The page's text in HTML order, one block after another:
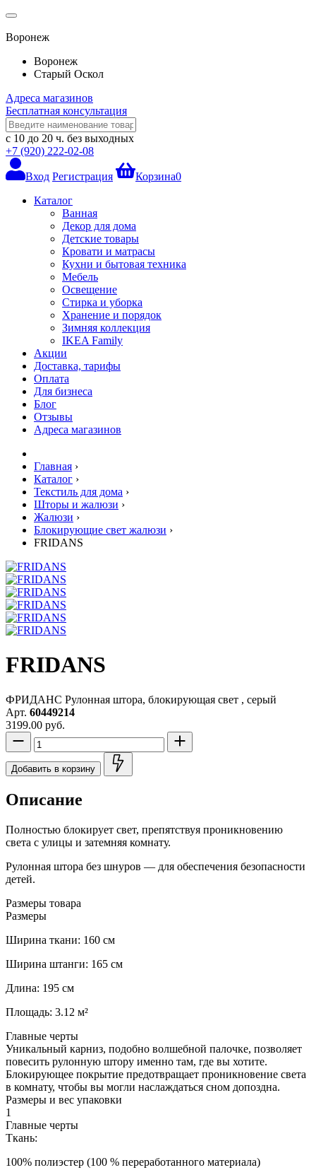
Воронеж
Воронеж
Старый Оскол
Адреса магазинов
Бесплатная консультация
с 10 до 20 ч. без выходных
+7 (920) 222-02-08
Вход Регистрация Корзина0
Каталог
Ванная
Декор для дома
Детские товары
Кровати и матрасы
Кухни и бытовая техника
Мебель
Освещение
Стирка и уборка
Хранение и порядок
Зимняя коллекция
IKEA Family
Акции
Доставка, тарифы
Оплата
Для бизнеса
Блог
Отзывы
Адреса магазинов
Главная ›
Каталог ›
Текстиль для дома ›
Шторы и жалюзи ›
Жалюзи ›
Блокирующие свет жалюзи ›
FRIDANS
FRIDANS
ФРИДАНС Рулонная штора, блокирующая свет , серый
Арт. 60449214
3199.00 руб.
Добавить в корзину
Описание
Полностью блокирует свет, препятствуя проникновению
света с улицы и затемняя комнату.
Рулонная штора без шнуров — для обеспечения безопасности
детей.
Размеры товара
Размеры
Ширина ткани: 160 см
Ширина штанги: 165 см
Длина: 195 см
Площадь: 3.12 м²
Главные черты
Уникальный карниз, подобно волшебной палочке, позволяет
повесить рулонную штору именно там, где вы хотите.
Блокирующее покрытие предотвращает проникновение света
в комнату, чтобы вы могли наслаждаться сном допоздна.
Размеры и вес упаковки
1
Главные черты
Ткань:
100% полиэстер (100 % переработанного материала)